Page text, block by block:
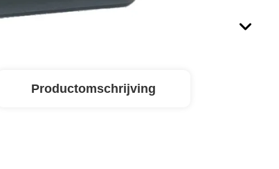
Productomschrijving